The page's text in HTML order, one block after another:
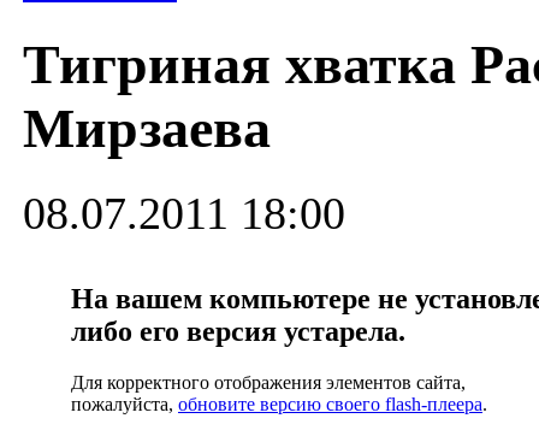
Тигриная хватка
Мирзаева
08.07.2011 18:00
На вашем компьютере не
либо его версия устарела.
Для корректного отображения элементов сайта,
пожалуйста, обновите версию своего flash-плеера.